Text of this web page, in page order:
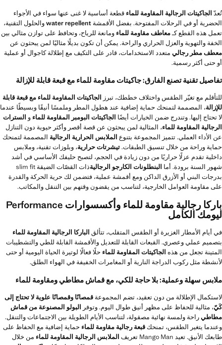
تُعدّ الجاكيتات الرجالية المقاومة للماء قطعة أساسية لا غنى عنها سواء في الأجواء
الحضرية أو في الرحلات المفتوحة. بفضل الأقمشة water repellentوالحلول التقنية،
تعمل هذه القطع كـمعاطف مقاومة للماء ومانعة للرياح، وتحافظ على توازن مثالي بين
الخفة والتهوية والعزل الحراري والراحة. يمكن أن تكون بديلًا مثاليًا لمن يبحثون عن
معطف مطر رجالي متعدد الاستخدامات، قادر على التكيف مع إطلالة كاجوال أو عملية
أو حتى أكثر رسمية.
تفاصيل تقنية تصنع الفارق: جاكيتات مقاومة للماء مع قبعة قابلة للإزالة
للتأقلم مع تغيّر الطقس واختلاف خططك، تبرز الجاكيتات المقاومة للماء مع قبعة قابلة
للإزالة، المصممة لتمنحك حماية إضافية عند هطول المطر وملمسًا أنيقًا وبسيطًا عندما
لا تحتاج إليها. وتندرج ضمن الخيارات أيضًا الجاكيتات البومبر المقاومة للماء و السترات
الرجالية المقاومة للماء، المثالية لمن يبحثون عن قصة أقصر وأكثر حيوية دون التنازل
عن الأداء العملي. تتميز المجموعة بتنوع الملابس الحرارية الرجالية المصممة لتمنحك
حماية وراحة من خلال تنسيق الطبقات.تيشرتات حرارية، وبلوزات تقنية، وملابس
داخلية تقدم عزلًا حراريًا من دون زيادة في الحجم، لتصبح حليفك الأساسي في أشد
شهور السنة برودة. أما البنطلونات الكارجو الرجالية
ذات القصّات الضيقة slim fit
بدرجات البني أو الأزرق الداكن ومع أقمشة عملية، فتضمن لك حرية الحركة والقدرة
على مقاومة العوامل الخارجية، لتناسب من يقضون وقتهم بين التنقل والمكاتب.
باركا رجالية مقاومة للماء وأكسسوارات Performance
ليومك الكامل
في أيام الأمطار الغزيرة أو الطقس المتقلب، تتألق الباركا الرجالية المقاومة للماء
بتصميم عملي وعصري. القبعات القابلة للتعديل والأقمشة القابلة للطي والتشطيبات
المتينة تجعل من هذه الجاكيتات المقاومة للماء حلًا فعالًا لوتيرة الحياة اليومية أو حتى
لأنشطة مثل ركوب الدراجة النارية أو المغامرات الخفيفة في الهواء الطلق.
ملابس سهلة وعملية: بلا حاجة للكي، مع قماش مطاطي ومقاومة للماء
لاستكمال الإطلالة من دون تعقيد، تضم المجموعة قمصانًا وقمصانًا علوية لا تحتاج إلى
كَيّ، مثالية للحفاظ على مظهر أنيق طوال اليوم. وتوفر البولو المصنوعة من قماش
مطاطيراحة ولمسة نهائية مصقولة، لتناسب الأيام الطويلة بين الاجتماعات والتنقل.
وعندما يتغير الطقس، تمنحك قبعة رجالية مقاومة للماء حماية إضافية مع الحفاظ على
طابعك الأنيق. تعيد Mango Man تعريف
الملابس الرجالية المقاومة للماء من خلال